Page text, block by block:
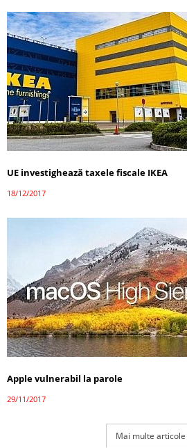
UE investighează taxele fiscale IKEA
18/12/2017
Apple vulnerabil la parole
29/11/2017
Mai multe articole